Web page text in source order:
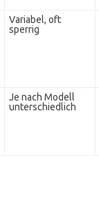
Variabel, oft
sperrig
Je nach Modell
unterschiedlich